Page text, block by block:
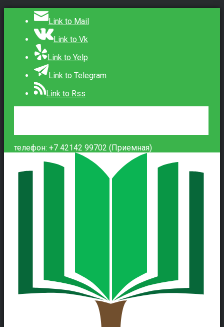
Link to Mail
Link to Vk
Link to Yelp
Link to Telegram
Link to Rss
телефон: +7 42142 99702 (Приемная)